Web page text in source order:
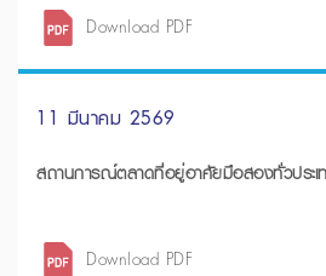
Download PDF
11 มีนาคม 2569
สถานการณ์ตลาดที่อยู่อาศัยมือสองทั่วประ
Download PDF